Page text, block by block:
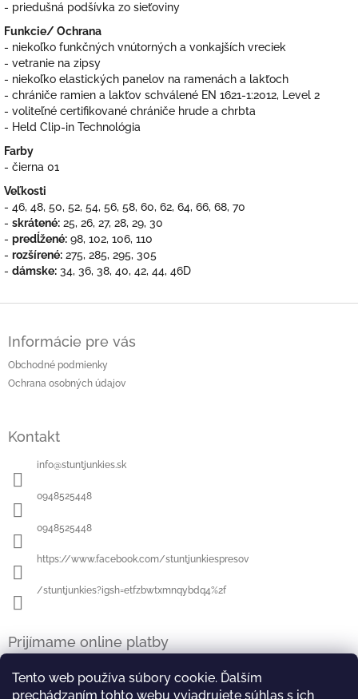
Tento web používa súbory cookie. Ďalším
prechádzaním tohto webu vyjadrujete súhlas s ich
- priedušná podšívka zo sieťoviny
Funkcie/ Ochrana
- niekoľko funkčných vnútorných a vonkajších vreciek
- vetranie na zipsy
- niekoľko elastických panelov na ramenách a lakťoch
- chrániče ramien a lakťov schválené EN 1621-1:2012, Level 2
- voliteľné certifikované chrániče hrude a chrbta
- Held Clip-in Technológia
Farby
- čierna 01
Veľkosti
- 46, 48, 50, 52, 54, 56, 58, 60, 62, 64, 66, 68, 70
- skrátené: 25, 26, 27, 28, 29, 30
- predĺžené: 98, 102, 106, 110
- rozšírené: 275, 285, 295, 305
- dámske: 34, 36, 38, 40, 42, 44, 46D
Informácie pre vás
Obchodné podmienky
Ochrana osobných údajov
Kontakt
info@stuntjunkies.sk
0948525448
0948525448
https://www.facebook.com/stuntjunkiespresov
/stuntjunkies?igsh=etfzbwtxmnqybdq4%2f
Prijímame online platby